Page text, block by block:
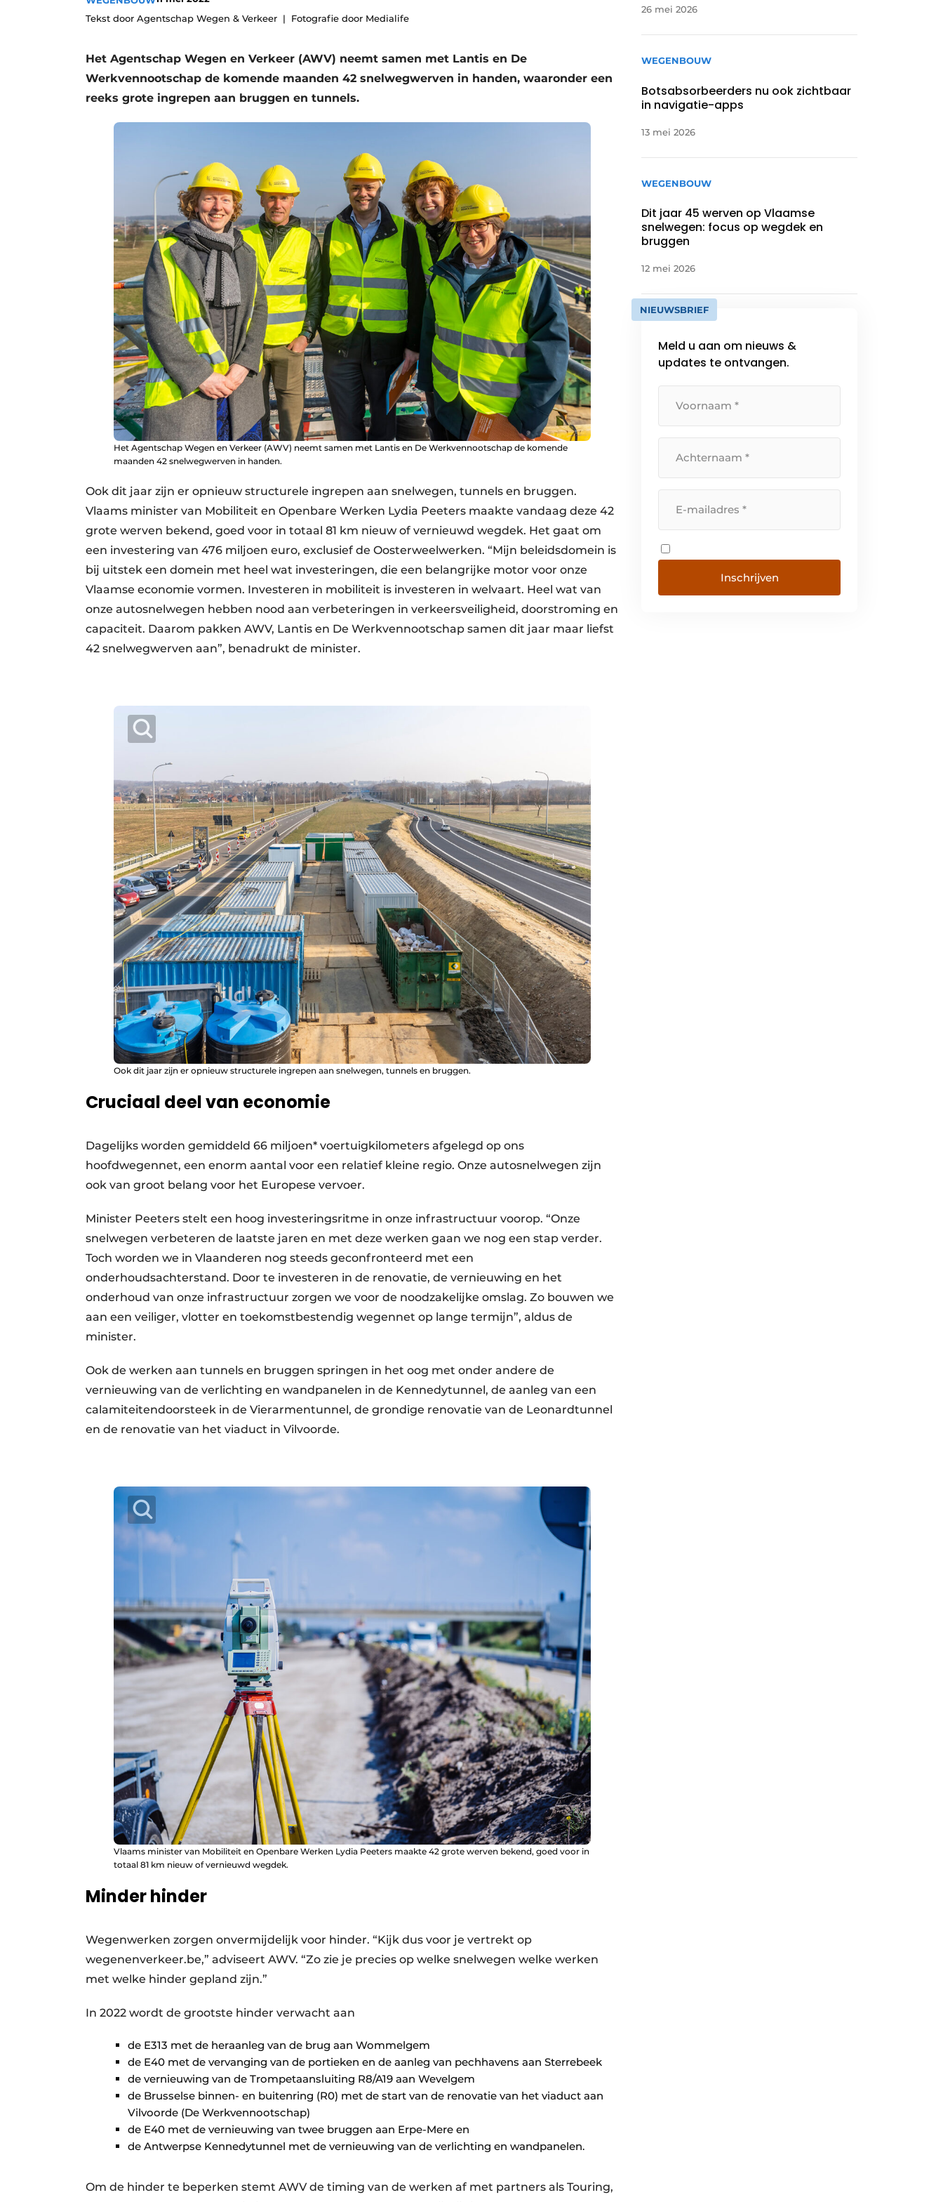
Vacatures
Tekst door Agentschap Wegen & Verkeer
Fotografie door Medialife
Het Agentschap Wegen en Verkeer (AWV) neemt samen met Lantis en De
Werkvennootschap de komende maanden 42 snelwegwerven in handen, waaronder een
reeks grote ingrepen aan bruggen en tunnels.
Het Agentschap Wegen en Verkeer (AWV) neemt samen met Lantis en De Werkvennootschap de komende
maanden 42 snelwegwerven in handen.
Ook dit jaar zijn er opnieuw structurele ingrepen aan snelwegen, tunnels en bruggen.
Vlaams minister van Mobiliteit en Openbare Werken Lydia Peeters maakte vandaag deze 42
grote werven bekend, goed voor in totaal 81 km nieuw of vernieuwd wegdek. Het gaat om
een investering van 476 miljoen euro, exclusief de Oosterweelwerken. “Mijn beleidsdomein is
bij uitstek een domein met heel wat investeringen, die een belangrijke motor voor onze
Vlaamse economie vormen. Investeren in mobiliteit is investeren in welvaart. Heel wat van
onze autosnelwegen hebben nood aan verbeteringen in verkeersveiligheid, doorstroming en
capaciteit. Daarom pakken AWV, Lantis en De Werkvennootschap samen dit jaar maar liefst
42 snelwegwerven aan”, benadrukt de minister.
Ook dit jaar zijn er opnieuw structurele ingrepen aan snelwegen, tunnels en bruggen.
Cruciaal deel van economie
Dagelijks worden gemiddeld 66 miljoen* voertuigkilometers afgelegd op ons
hoofdwegennet, een enorm aantal voor een relatief kleine regio. Onze autosnelwegen zijn
ook van groot belang voor het Europese vervoer.
Minister Peeters stelt een hoog investeringsritme in onze infrastructuur voorop. “Onze
snelwegen verbeteren de laatste jaren en met deze werken gaan we nog een stap verder.
Toch worden we in Vlaanderen nog steeds geconfronteerd met een
onderhoudsachterstand. Door te investeren in de renovatie, de vernieuwing en het
onderhoud van onze infrastructuur zorgen we voor de noodzakelijke omslag. Zo bouwen we
aan een veiliger, vlotter en toekomstbestendig wegennet op lange termijn”, aldus de
minister.
Ook de werken aan tunnels en bruggen springen in het oog met onder andere de
vernieuwing van de verlichting en wandpanelen in de Kennedytunnel, de aanleg van een
calamiteitendoorsteek in de Vierarmentunnel, de grondige renovatie van de Leonardtunnel
en de renovatie van het viaduct in Vilvoorde.
Vlaams minister van Mobiliteit en Openbare Werken Lydia Peeters maakte 42 grote werven bekend, goed voor in
totaal 81 km nieuw of vernieuwd wegdek.
Minder hinder
Wegenwerken zorgen onvermijdelijk voor hinder. “Kijk dus voor je vertrekt op
wegenenverkeer.be,” adviseert AWV. “Zo zie je precies op welke snelwegen welke werken
met welke hinder gepland zijn.”
In 2022 wordt de grootste hinder verwacht aan
de E313 met de heraanleg van de brug aan Wommelgem
de E40 met de vervanging van de portieken en de aanleg van pechhavens aan Sterrebeek
de vernieuwing van de Trompetaansluiting R8/A19 aan Wevelgem
de Brusselse binnen- en buitenring (R0) met de start van de renovatie van het viaduct aan
Vilvoorde (De Werkvennootschap)
de E40 met de vernieuwing van twee bruggen aan Erpe-Mere en
de Antwerpse Kennedytunnel met de vernieuwing van de verlichting en wandpanelen.
Om de hinder te beperken stemt AWV de timing van de werken af met partners als Touring,
26 mei 2026
WEGENBOUW
Botsabsorbeerders nu ook zichtbaar
in navigatie-apps
13 mei 2026
WEGENBOUW
Dit jaar 45 werven op Vlaamse
snelwegen: focus op wegdek en
bruggen
12 mei 2026
NIEUWSBRIEF
Meld u aan om nieuws &
updates te ontvangen.
Inschrijven